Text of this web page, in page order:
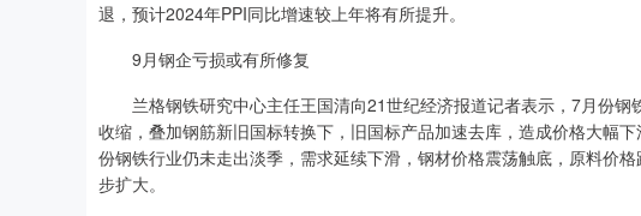
退，预计2024年PPI同比增速较上年将有所提升。
9月钢企亏损或有所修复
兰格钢铁研究中心主任王国清向21世纪经济报道记者表示，7月份钢
收缩，叠加钢筋新旧国标转换下，旧国标产品加速去库，造成价格大幅
份钢铁行业仍未走出淡季，需求延续下滑，钢材价格震荡触底，原料价
步扩大。